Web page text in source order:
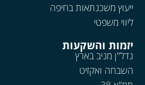
ייעוץ משכנתאות בחיפה
ליווי משפטי
יזמות והשקעות
נדל"ן מניב בארץ
השבחה ואקזיט